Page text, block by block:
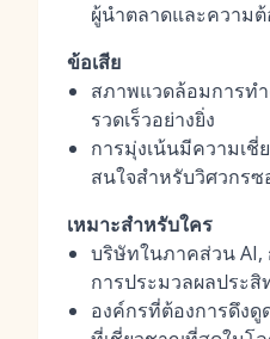
ผู้นำตลาดและความ
ข้อเสีย
สภาพแวดล้อมการทำ
รวดเร็วอย่างยิ่ง
การมุ่งเน้นมีความเ
สนใจสำหรับวิศวกร
เหมาะสำหรับใคร
บริษัทในภาคส่วน AI,
การประมวลผลประสิ
องค์กรที่ต้องการดึง